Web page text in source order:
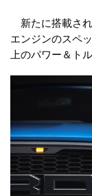
新たに搭載さ
エンジンのスペ
上のパワー＆ト